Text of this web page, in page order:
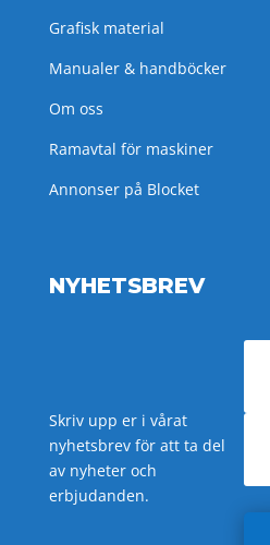
Grafisk material
Manualer & handböcker
Om oss
Ramavtal för maskiner
Annonser på Blocket
NYHETSBREV
Skriv upp er i vårat
nyhetsbrev för att ta del
av nyheter och
erbjudanden.